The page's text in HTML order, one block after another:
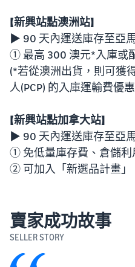
【新興站點澳洲站】
▶ 90 天內運送庫存至亞
① 最高 300 澳元*入庫或
(*若從澳洲出貨，則可獲
人(PCP) 的入庫運輸費優
【新興站點加拿大站】
▶ 90 天內運送庫存至亞
① 免低量庫存費、倉儲利
② 可加入「新選品計畫」
賣家成功故事
SELLER STORY